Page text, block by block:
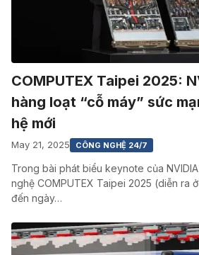
COMPUTEX Taipei 2025:
hàng loạt “cỗ máy” sức
hệ mới
May 21, 2025 CÔNG NGHỆ 24/7
Trong bài phát biểu keynote của
nghệ COMPUTEX Taipei 2025 (diễn ra
đến ngày…